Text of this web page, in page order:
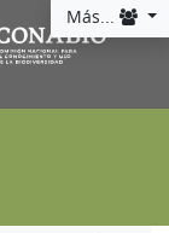
Más...